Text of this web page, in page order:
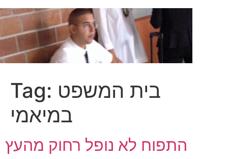
Skip
to
content
Tag: בית המשפט
במיאמי
התפוח לא נופל רחוק מהעץ